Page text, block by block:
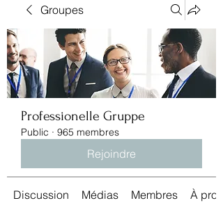
Groupes
Professionelle Gruppe
Public · 965 membres
Rejoindre
Discussion Médias Membres À